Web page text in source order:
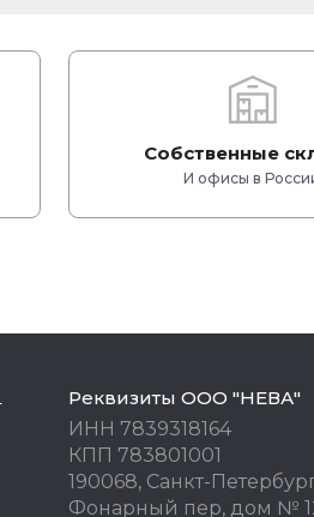
Собственные
И офисы в
Реквизиты ООО "НЕВА"
ИНН 7839318164
КПП 783801001
190068, Санкт-
Фонарный пер, дом №